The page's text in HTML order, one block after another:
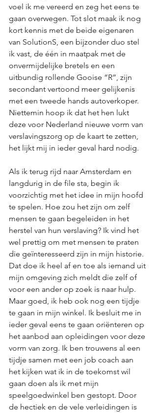
voel ik me vereerd en zeg het eens te
gaan overwegen. Tot slot maak ik nog
kort kennis met de beide eigenaren
van SolutionS, een bijzonder duo stel
ik vast, de één in maatpak met de
onvermijdelijke bretels en een
uitbundig rollende Gooise “R”, zijn
secondant vertoond meer gelijkenis
met een tweede hands autoverkoper.
Niettemin hoop ik dat het hen lukt
deze voor Nederland nieuwe vorm van
verslavingszorg op de kaart te zetten,
het lijkt mij in ieder geval hard nodig.
Als ik terug rijd naar Amsterdam en
langdurig in de file sta, begin ik
voorzichtig met het idee in mijn hoofd
te spelen. Hoe zou het zijn om zelf
mensen te gaan begeleiden in het
herstel van hun verslaving? Ik vind het
wel prettig om met mensen te praten
die geïnteresseerd zijn in mijn historie.
Dat doe ik heel af en toe als iemand uit
mijn omgeving zich meldt die zelf of
voor een ander op zoek is naar hulp.
Maar goed, ik heb ook nog een tijdje
te gaan in mijn winkel. Ik besluit me in
ieder geval eens te gaan oriënteren op
het aanbod aan opleidingen voor deze
vorm van zorg. Ik ben trouwens al een
tijdje samen met een job coach aan
het kijken wat ik in de toekomst wil
gaan doen als ik met mijn
speelgoedwinkel ben gestopt. Door
de hectiek en de vele verleidingen is